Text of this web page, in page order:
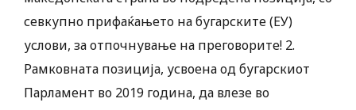
севкупно прифаќањето на бугарските (ЕУ)
услови, за отпочнување на преговорите! 2.
Рамковната позиција, усвоена од бугарскиот
Парламент во 2019 година, да влезе во